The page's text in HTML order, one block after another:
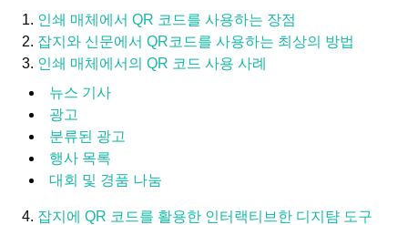
인쇄 매체에서 QR 코드를 사용하는 장점
잡지와 신문에서 QR코드를 사용하는 최상의 방법
인쇄 매체에서의 QR 코드 사용 사례
뉴스 기사
광고
분류된 광고
행사 목록
대회 및 경품 나눔
잡지에 QR 코드를 활용한 인터랙티브한 디지턈 도구